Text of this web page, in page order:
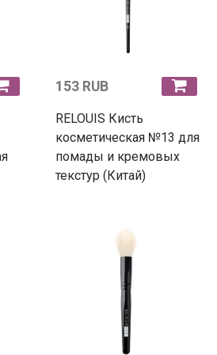
153 RUB
RELOUIS Кисть
косметическая №13 для
помады и кремовых
текстур (Китай)